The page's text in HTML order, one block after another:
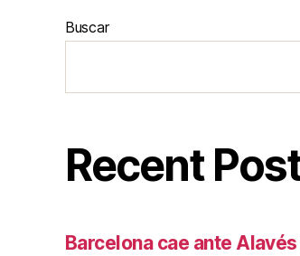
Buscar
Recent
Barcelona cae ante